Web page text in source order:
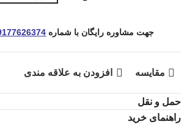
جهت مشاوره رایگان با شماره
مقایسه افزودن به علاقه مندی
حمل و نقل
راهنمای خرید